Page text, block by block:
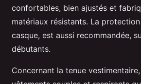
confortables, bien ajustés et
matériaux résistants. La
casque, est aussi recommandée,
débutants.
Concernant la tenue